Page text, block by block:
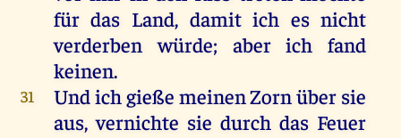
für das Land, damit ich es nicht
verderben würde; aber ich fand
keinen.
31 Undichgieße meinenZornüber sie
aus, vernichte sie durch das Feuer